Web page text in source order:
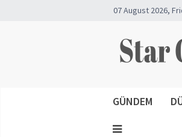
07 August 2026,
GÜNDEM